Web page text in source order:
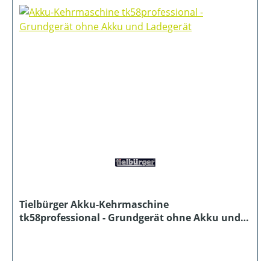
Tielbürger Akku-Kehrmaschine
tk58professional - Grundgerät ohne Akku und